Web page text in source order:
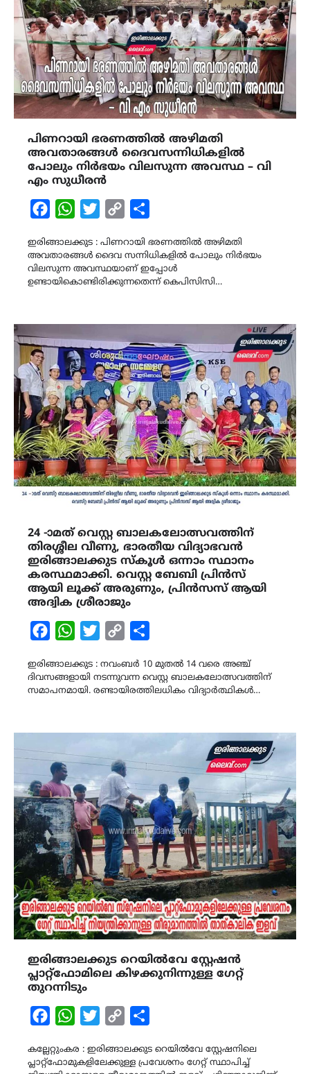
പിണറായി ഭരണത്തിൽ അഴിമതി
അവതാരങ്ങൾ ദൈവസന്നിധികളിൽ
പോലും നിർഭയം വിലസുന്ന അവസ്ഥ – വി
എം സുധീരൻ
FacebookWhatsAppTwitterCopy
ഇരിങ്ങാലക്കുട : പിണറായി ഭരണത്തിൽ അഴിമതി
അവതാരങ്ങൾ ദൈവ സന്നിധികളിൽ പോലും നിർഭയം
വിലസുന്ന അവസ്ഥയാണ് ഇപ്പോൾ
ഉണ്ടായികൊണ്ടിരിക്കുന്നതെന്ന് കെപിസിസി…
24 -ാമത് വെസ്റ്റ ബാലകലോത്സവത്തിന്
തിരശ്ശീല വീണു, ഭാരതീയ വിദ്യാഭവൻ
ഇരിങ്ങാലക്കുട സ്കൂൾ ഒന്നാം സ്ഥാനം
കരസ്ഥമാക്കി. വെസ്റ്റ ബേബി പ്രിൻസ്
ആയി ലൂക്ക് അരുണും, പ്രിൻസസ് ആയി
അദ്വിക ശ്രീരാജും
FacebookWhatsAppTwitterCopy
ഇരിങ്ങാലക്കുട : നവംബർ 10 മുതൽ 14 വരെ അഞ്ച്
ദിവസങ്ങളായി നടന്നുവന്ന വെസ്റ്റ ബാലകലോത്സവത്തിന്
സമാപനമായി. രണ്ടായിരത്തിലധികം വിദ്യാർത്ഥികൾ…
ഇരിങ്ങാലക്കുട റെയിൽവേ സ്റ്റേഷൻ
പ്ലാറ്റ്ഫോമിലെ കിഴക്കുനിന്നുള്ള ഗേറ്റ്
തുറന്നിടും
FacebookWhatsAppTwitterCopy
കല്ലേറ്റുംകര : ഇരിങ്ങാലക്കുട റെയിൽവേ സ്റ്റേഷനിലെ
പ്ലാറ്റ്ഫോമുകളിലേക്കുള്ള പ്രവേശനം ഗേറ്റ് സ്ഥാപിച്ച്